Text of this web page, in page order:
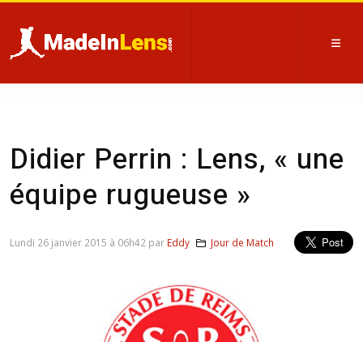
Didier Perrin : Lens, « une
équipe rugueuse »
Lundi 26 janvier 2015 à 06h42 par Eddy Jour de Match